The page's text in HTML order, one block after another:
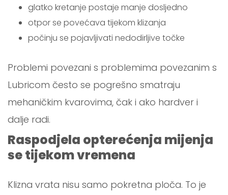
glatko kretanje postaje manje dosljedno
otpor se povećava tijekom klizanja
počinju se pojavljivati nedodirljive točke
Problemi povezani s problemima povezanim s
Lubricom često se pogrešno smatraju
mehaničkim kvarovima, čak i ako hardver i
dalje radi.
Raspodjela opterećenja mijenja
se tijekom vremena
Klizna vrata nisu samo pokretna ploča. To je